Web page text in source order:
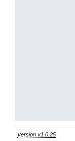
Version v1.0.25